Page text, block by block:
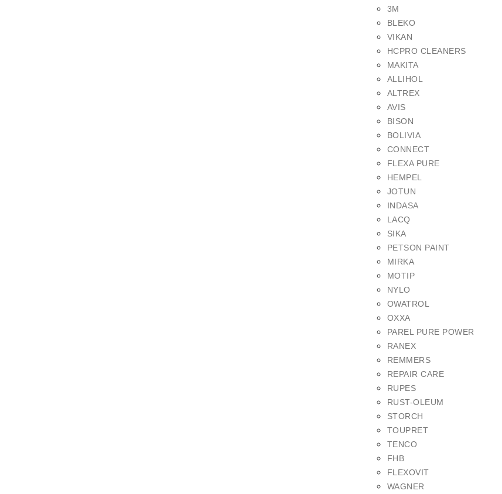
3M
BLEKO
VIKAN
HCPRO CLEANERS
MAKITA
ALLIHOL
ALTREX
AVIS
BISON
BOLIVIA
CONNECT
FLEXA PURE
HEMPEL
JOTUN
INDASA
LACQ
SIKA
PETSON PAINT
MIRKA
MOTIP
NYLO
OWATROL
OXXA
PAREL PURE POWER
RANEX
REMMERS
REPAIR CARE
RUPES
RUST-OLEUM
STORCH
TOUPRET
TENCO
FHB
FLEXOVIT
WAGNER